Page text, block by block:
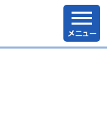
メニュー